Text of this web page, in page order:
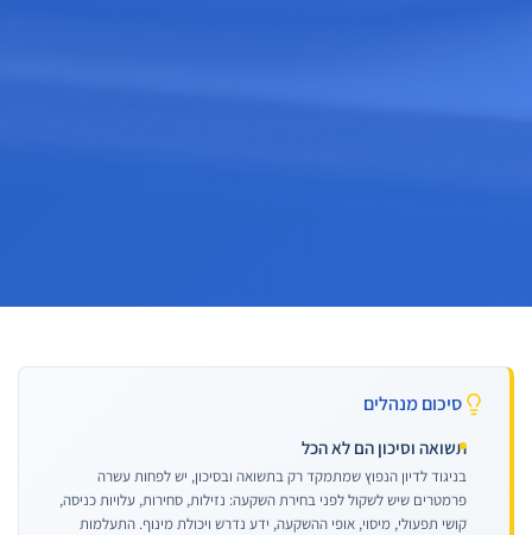
סיכום מנהלים
תשואה וסיכון הם לא הכל
בניגוד לדיון הנפוץ שמתמקד רק בתשואה ובסיכון, יש לפחות עשרה
פרמטרים שיש לשקול לפני בחירת השקעה: נזילות, סחירות, עלויות כניסה,
קושי תפעולי, מיסוי, אופי ההשקעה, ידע נדרש ויכולת מינוף. התעלמות